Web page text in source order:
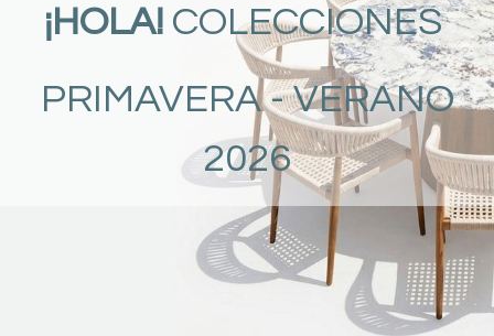
¡HOLA! COLECCIONES
PRIMAVERA - VERANO
2026